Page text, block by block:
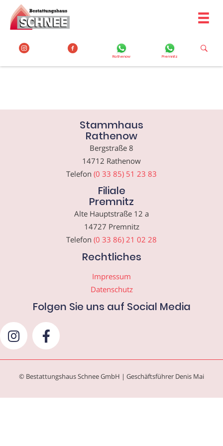
Inhalt
springen
Rathenow Premnitz
Stammhaus
Rathenow
Bergstraße 8
14712 Rathenow
Telefon (0 33 85) 51 23 83
Filiale
Premnitz
Alte Hauptstraße 12 a
14727 Premnitz
Telefon (0 33 86) 21 02 28
Rechtliches
Impressum
Datenschutz
Folgen Sie uns auf Social Media
© Bestattungshaus Schnee GmbH | Geschäftsführer Denis Mai